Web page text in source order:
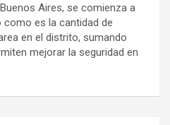
Aires, se comienza a
es la cantidad de
en el distrito, sumando
mejorar la seguridad en